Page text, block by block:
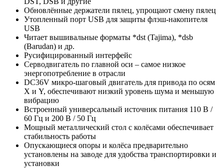
Обновлённые держатели пялец, упрощают смену пялец
Утопленный порт USB для защиты флэш-накопителя
USB
Читает вышивальные форматы *dst (Tajima), *dsb
(Barudan) и др.
Русифицированный интерфейс
Серводвигатель по главной оси – самое низкое
энергопотребление в отрасли
DC36V микро-шаговый двигатель для привода по осям
X и Y, обеспечивают низкий уровень шума и меньшую
вибрацию
Встроенный универсальный источник питания 110 В /
60 Гц и 200 В / 50 Гц
Мощный металлический стол с колёсами обеспечивает
стабильность работы
Опускающиеся опоры и колёса предварительно
установлены на заводе для удобства транспортировки и
установки